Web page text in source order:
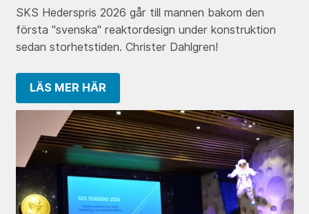
SKS Hederspris 2026 går till mannen bakom den
första "svenska" reaktordesign under konstruktion
sedan storhetstiden. Christer Dahlgren!
LÄS MER HÄR